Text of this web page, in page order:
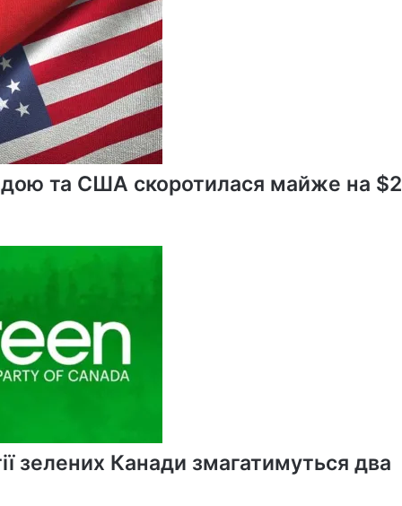
Монреалі
виявився
хибним
та США скоротилася майже на $2
зелених Канади змагатимуться два